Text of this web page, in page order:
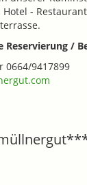
-
/
0664/9417899